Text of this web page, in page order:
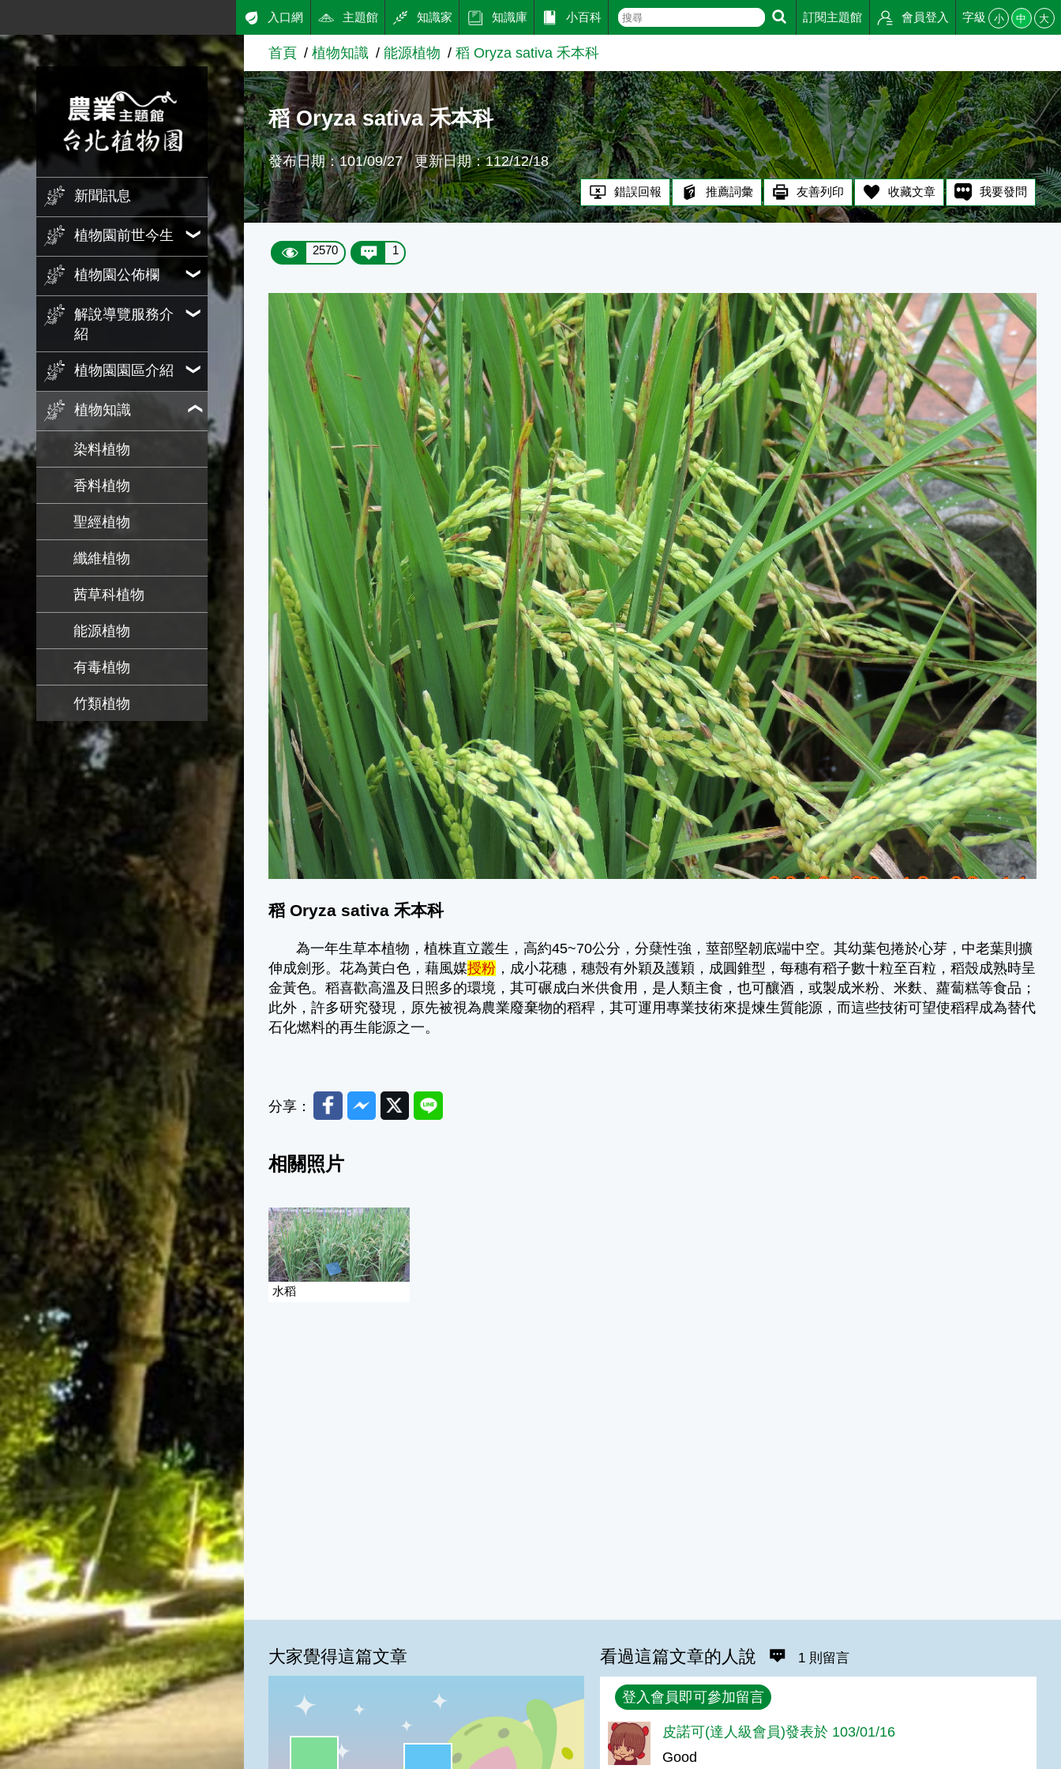
跳到主要內容
農業知識入口網
新聞訊息
植物園前世今生
植物園公佈欄
解說導覽服務介
紹
植物園園區介紹
植物知識
染料植物
香料植物
聖經植物
纖維植物
茜草科植物
能源植物
有毒植物
竹類植物
入口網 主題館 知識家 知識庫 小百科 訂閱主題館 會員登入 字級 小 中 大
首頁 植物知識 能源植物 稻 Oryza sativa 禾本科
稻 Oryza sativa 禾本科
發布日期：101/09/27 更新日期：112/12/18
錯誤回報 推薦詞彙 友善列印 收藏文章 我要發問
2570 1
稻 Oryza sativa 禾本科
為一年生草本植物，植株直立叢生，高約45~70公分，分蘖性強，莖部堅韌底端中空。其幼葉包捲於心芽，中老葉則擴
伸成劍形。花為黃白色，藉風媒授粉 ，成小花穗，穗殼有外穎及護穎，成圓錐型，每穗有稻子數十粒至百粒，稻殼成熟時呈
金黃色。稻喜歡高溫及日照多的環境，其可碾成白米供食用，是人類主食，也可釀酒，或製成米粉、米麩、蘿蔔糕等食品；
此外，許多研究發現，原先被視為農業廢棄物的稻稈，其可運用專業技術來提煉生質能源，而這些技術可望使稻稈成為替代
石化燃料的再生能源之一。
分享： FacebookMessenger
TwitterLine
相關照片
水稻
大家覺得這篇文章
一級棒:50% 很實用:42%
看過這篇文章的人說 1 則留言
回覆
登入會員即可參加留言
皮諾可(達人級會員)發表於 103/01/16
Good